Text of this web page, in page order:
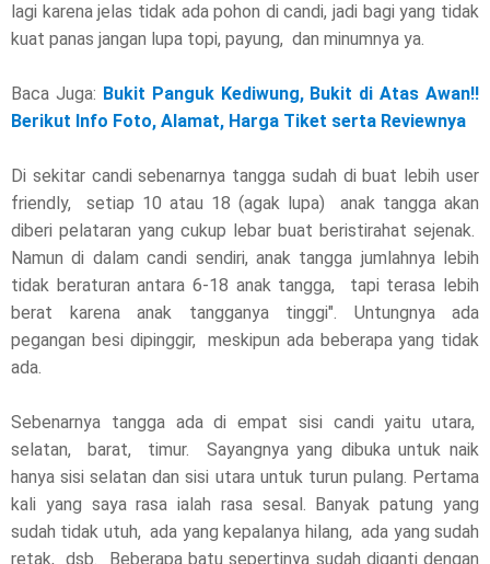
lagi karena jelas tidak ada pohon di candi, jadi bagi yang tidak
kuat panas jangan lupa topi, payung, dan minumnya ya.
Baca Juga: Bukit Panguk Kediwung, Bukit di Atas Awan!!
Berikut Info Foto, Alamat, Harga Tiket serta Reviewnya
Di sekitar candi sebenarnya tangga sudah di buat lebih user
friendly, setiap 10 atau 18 (agak lupa) anak tangga akan
diberi pelataran yang cukup lebar buat beristirahat sejenak.
Namun di dalam candi sendiri, anak tangga jumlahnya lebih
tidak beraturan antara 6-18 anak tangga, tapi terasa lebih
berat karena anak tangganya tinggi". Untungnya ada
pegangan besi dipinggir, meskipun ada beberapa yang tidak
ada.
Sebenarnya tangga ada di empat sisi candi yaitu utara,
selatan, barat, timur. Sayangnya yang dibuka untuk naik
hanya sisi selatan dan sisi utara untuk turun pulang. Pertama
kali yang saya rasa ialah rasa sesal. Banyak patung yang
sudah tidak utuh, ada yang kepalanya hilang, ada yang sudah
retak, dsb. Beberapa batu sepertinya sudah diganti dengan